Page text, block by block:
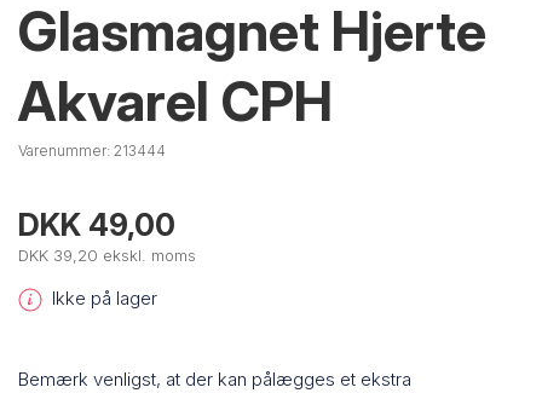
Glasmagnet Hjerte
Akvarel CPH
Varenummer: 213444
DKK 49,00
DKK 39,20 ekskl. moms
Ikke på lager
Bemærk venligst, at der kan pålægges et ekstra